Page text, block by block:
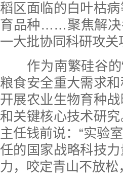
稻区面临的白叶枯
育品种……聚焦解决
一大批协同科研攻
作为南繁硅谷
粮食安全重大需求
开展农业生物育种
和关键核心技术研
主任钱前说：“实验
任的国家战略科技
力，咬定青山不放